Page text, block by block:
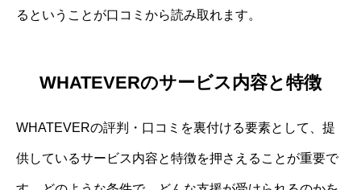
るということが口コミから読み取れます。
WHATEVERのサービス内容と特徴
WHATEVERの評判・口コミを裏付ける要素として、提
供しているサービス内容と特徴を押さえることが重要で